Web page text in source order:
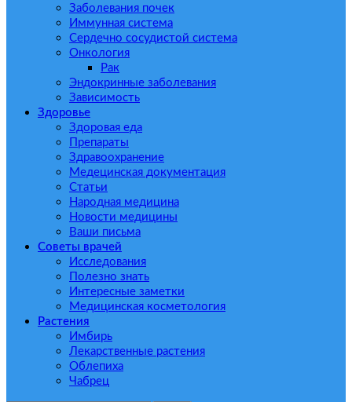
Заболевания почек
Иммунная система
Сердечно сосудистой система
Онкология
Рак
Эндокринные заболевания
Зависимость
Здоровье
Здоровая еда
Препараты
Здравоохранение
Медецинская документация
Статьи
Народная медицина
Новости медицины
Ваши письма
Советы врачей
Исследования
Полезно знать
Интересные заметки
Медицинская косметология
Растения
Имбирь
Лекарственные растения
Облепиха
Чабрец